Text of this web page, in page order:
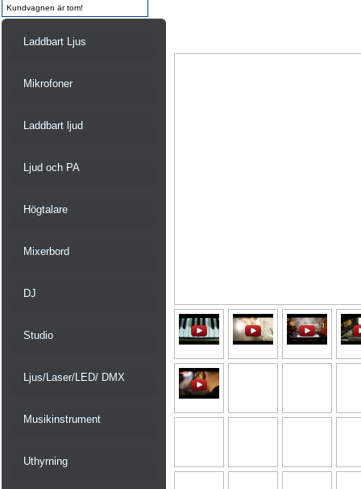
Kundvagnen är tom!
Laddbart Ljus
Mikrofoner
Laddbart ljud
Ljud och PA
Högtalare
Mixerbord
DJ
Studio
Ljus/Laser/LED/ DMX
Musikinstrument
Uthyrning